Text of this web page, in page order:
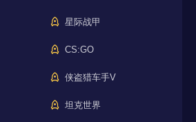
星际战甲
CS:GO
侠盗猎车手V
坦克世界